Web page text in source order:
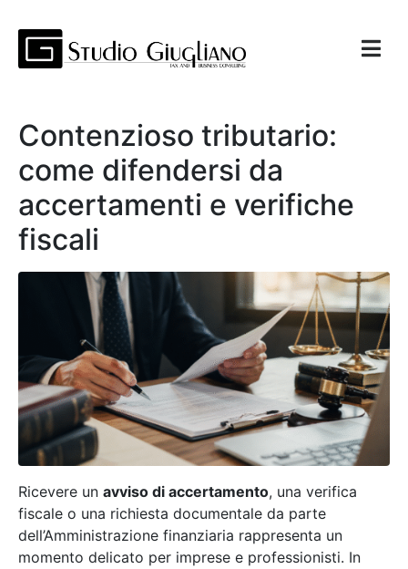
Contenzioso tributario:
come difendersi da
accertamenti e verifiche
fiscali
Ricevere un avviso di accertamento, una verifica
fiscale o una richiesta documentale da parte
dell’Amministrazione finanziaria rappresenta un
momento delicato per imprese e professionisti. In